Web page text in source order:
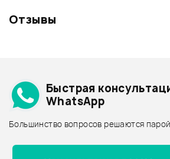
690 ₽
ОЧИСТИТЕЛЬ PLANET WAVES
PW-XLR8-01
Отзывы
Архив товаров - дешевле
Архив товаров - дороже
Все товары SCHECTER
Архив товаров - новинки
Быстрая
WhatsApp
Большинство вопросов решаются